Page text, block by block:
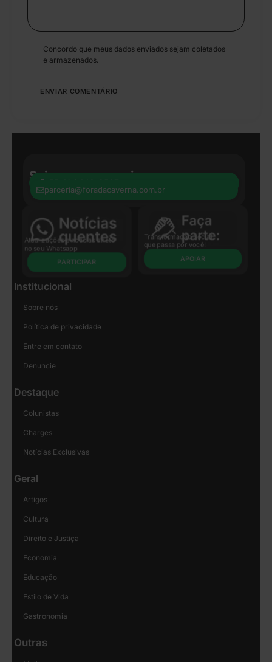
Concordo que meus dados enviados sejam coletados
e armazenados.
Seja nosso parceiro:
parceria@foradacaverna.com.br
Atualizações e notícias direto
no seu Whatsapp
PARTICIPAR
Transformação Social
que passa por você!
APOIAR
Institucional
Sobre nós
Política de privacidade
Entre em contato
Denuncie
Destaque
Colunistas
Charges
Notícias Exclusivas
Geral
Artigos
Cultura
Direito e Justiça
Economia
Educação
Estilo de Vida
Gastronomia
Outras